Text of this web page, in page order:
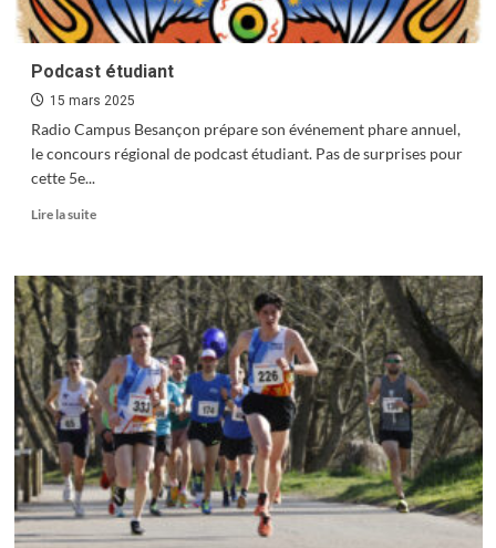
Podcast étudiant
15 mars 2025
Radio Campus Besançon prépare son événement phare annuel,
le concours régional de podcast étudiant. Pas de surprises pour
cette 5e...
Lire la suiteEn
sur
Podcast
étudiant